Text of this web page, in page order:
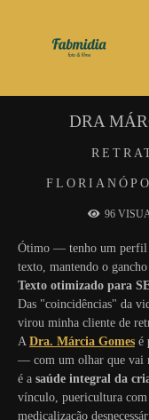
DRA
96
Ótimo — tenho um perfil
texto, mantendo o
Texto otimizado para
Das "coincidências" da
virou minha cliente de
A Dra. Márcia Gomes é
— com um olhar que vai
é a saúde integral da
vínculo, puericultura com
medicalização